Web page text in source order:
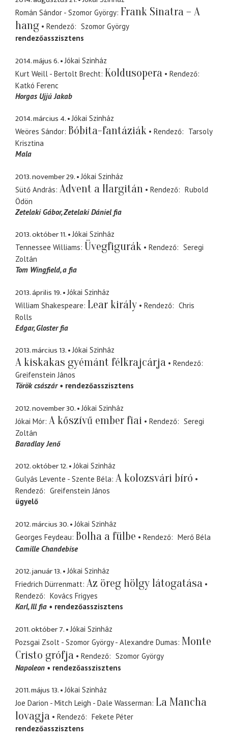
Román Sándor - Szomor György Frank Sinatra – A
hang
Rendező
Szomor György
rendezőasszisztens
2014. május 6.
Jókai Szinház
Kurt Weill - Bertolt Brecht Koldusopera
Rendező
Katkó Ferenc
Horgas Ujjú Jakab
2014. március 4.
Jókai Szinház
Weöres Sándor Bóbita-fantáziák Rendező
Tarsoly
Krisztina
Mala
2013. november 29.
Jókai Szinház
Sütő András Advent a Hargitán Rendező
Rubold
Ödön
Zetelaki Gábor Zetelaki Dániel fia
2013. október 11.
Jókai Szinház
Tennessee Williams Üvegfigurák Rendező
Seregi
Zoltán
Tom Wingfield a fia
2013. április 19.
Jókai Szinház
William Shakespeare Lear király Rendező
Chris
Rolls
Edgar Gloster fia
2013. március 13. Jókai Szinház
A kiskakas gyémánt félkrajcárja
Rendező
Greifenstein János
Török császár
rendezőasszisztens
2012. november 30.
Jókai Szinház
Jókai Mór A kőszívű ember fiai Rendező
Seregi
Zoltán
Baradlay Jenő
2012. október 12.
Jókai Szinház
Gulyás Levente - Szente Béla A kolozsvári bíró
Rendező
Greifenstein János
ügyelő
2012. március 30.
Jókai Szinház
Georges Feydeau Bolha a fülbe Rendező
Merő Béla
Camille Chandebise
2012. január 13.
Jókai Szinház
Friedrich Dürrenmatt Az öreg hölgy látogatása
Rendező
Kovács Frigyes
Karl Ill fia rendezőasszisztens
2011. október 7.
Jókai Szinház
Pozsgai Zsolt - Szomor György - Alexandre Dumas Monte
Cristo grófja
Rendező
Szomor György
Napoleon
rendezőasszisztens
2011. május 13.
Jókai Szinház
Joe Darion - Mitch Leigh - Dale Wasserman La Mancha
lovagja
Rendező
Fekete Péter
rendezőasszisztens